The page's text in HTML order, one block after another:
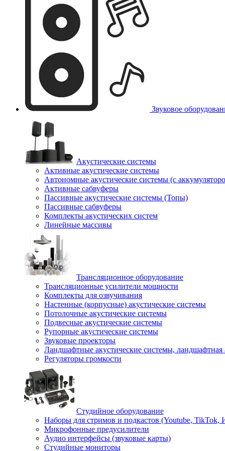
Звуковое
Акустические системы
Активные акустические системы
Автономные акустические системы (с
Активные сабвуферы
Пассивные акустические системы (Топы)
Пассивные сабвуферы
Комплекты акустических систем
Линейные массивы
Трансляционное оборудование
Трансляционные усилители мощности
Комплекты для озвучивания
Настенные (корпусные) акустические системы
Потолочные акустические системы
Подвесные акустические системы
Рупорные акустические системы
Звуковые проекторы
Ландшафтные акустические системы, ландшафтная
Регуляторы громкости
Студийное оборудование
Наборы для стримов и подкастов (Youtube, TikTok,
Микрофонные предусилители
Аудио интерфейсы (звуковые карты)
Студийные мониторы